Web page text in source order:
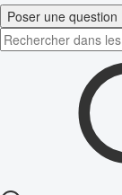
Poser une question